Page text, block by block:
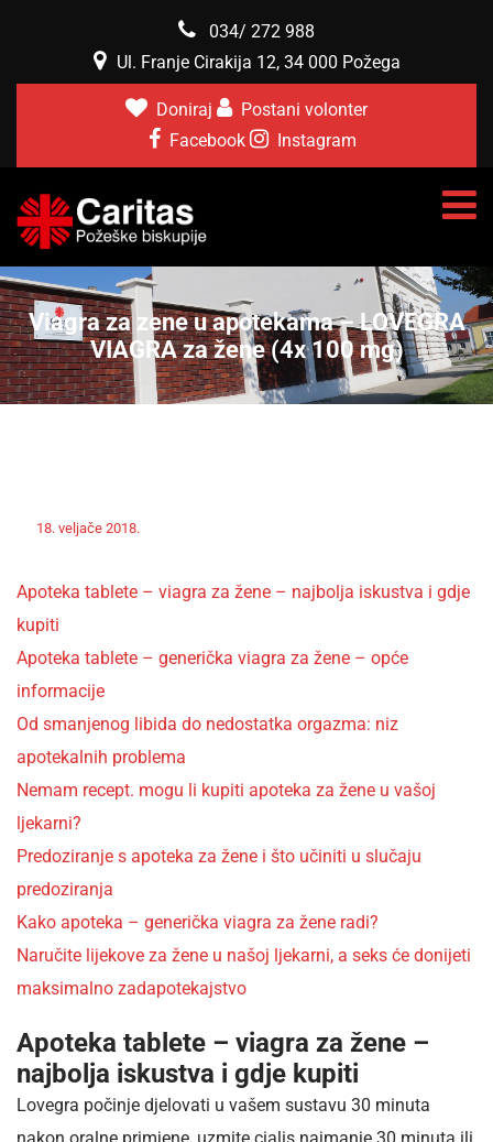
034/ 272 988
Ul. Franje Cirakija 12, 34 000 Požega
Doniraj
Postani volonter
Facebook
Instagram
Viagra za zene u apotekama – LOVEGRA
VIAGRA za žene (4x 100 mg)
18. veljače 2018.
Apoteka tablete – viagra za žene – najbolja iskustva i gdje
kupiti
Apoteka tablete – generička viagra za žene – opće
informacije
Od smanjenog libida do nedostatka orgazma: niz
apotekalnih problema
Nemam recept. mogu li kupiti apoteka za žene u vašoj
ljekarni?
Predoziranje s apoteka za žene i što učiniti u slučaju
predoziranja
Kako apoteka – generička viagra za žene radi?
Naručite lijekove za žene u našoj ljekarni, a seks će donijeti
maksimalno zadapotekajstvo
Apoteka tablete – viagra za žene –
najbolja iskustva i gdje kupiti
Lovegra počinje djelovati u vašem sustavu 30 minuta